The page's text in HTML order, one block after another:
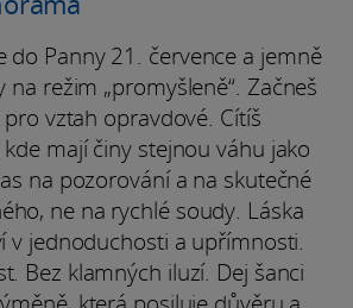
do Panny 21. července a jemně
režim „promyšleně“. Začneš
vztah opravdové. Cítíš
mají činy stejnou váhu jako
na pozorování a na skutečné
ne na rychlé soudy. Láska
v jednoduchosti a upřímnosti.
Bez klamných iluzí. Dej šanci